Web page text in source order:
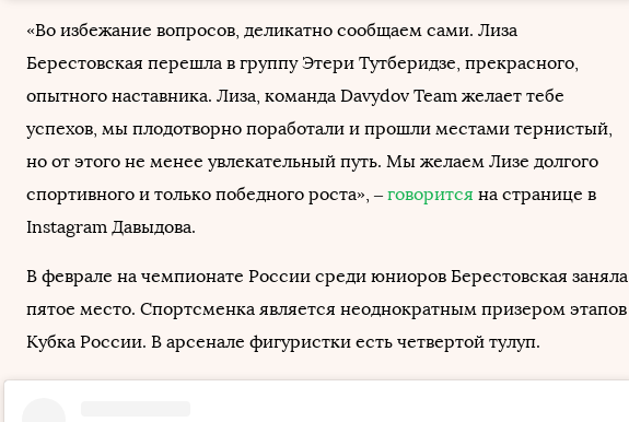
«Во избежание вопросов, деликатно сообщаем сами. Лиза
Берестовская перешла в группу Этери Тутберидзе, прекрасного,
опытного наставника. Лиза, команда Davydov Team желает тебе
успехов, мы плодотворно поработали и прошли местами тернистый,
но от этого не менее увлекательный путь. Мы желаем Лизе долгого
спортивного и только победного роста», – говорится на странице в
Instagram Давыдова.
В феврале на чемпионате России среди юниоров Берестовская заняла
пятое место. Спортсменка является неоднократным призером этапов
Кубка России. В арсенале фигуристки есть четвертой тулуп.